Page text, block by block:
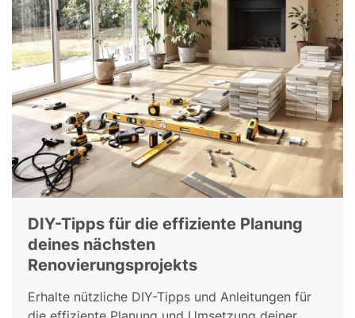
DIY-Tipps für die effiziente Planung
deines nächsten
Renovierungsprojekts
Erhalte nützliche DIY-Tipps und Anleitungen für